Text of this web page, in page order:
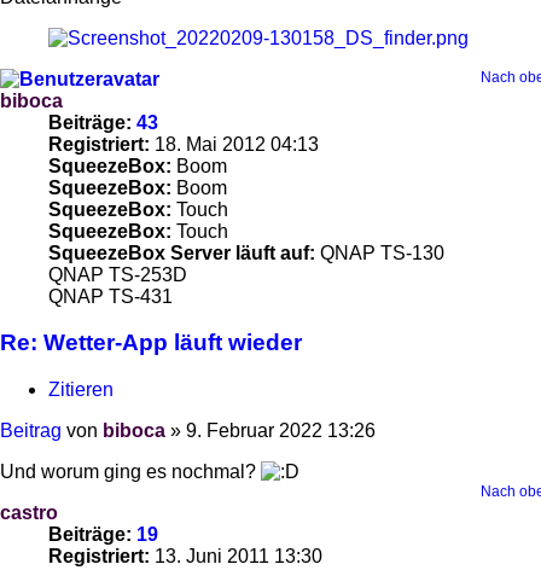
Nach
biboca
Beiträge: 43
Registriert: 18. Mai 2012 04:13
SqueezeBox: Boom
SqueezeBox: Boom
SqueezeBox: Touch
SqueezeBox: Touch
SqueezeBox Server läuft auf: QNAP TS-130
QNAP TS-253D
QNAP TS-431
Re: Wetter-App läuft wieder
Zitieren
Beitrag von biboca » 9. Februar 2022 13:26
Und worum ging es nochmal?
Nach
castro
Beiträge: 19
Registriert: 13. Juni 2011 13:30